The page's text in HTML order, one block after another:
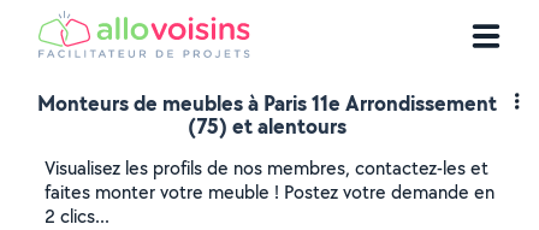
Monteurs de meubles à Paris 11e Arrondissement
(75) et alentours
Visualisez les profils de nos membres, contactez-les et
faites monter votre meuble ! Postez votre demande en
2 clics...